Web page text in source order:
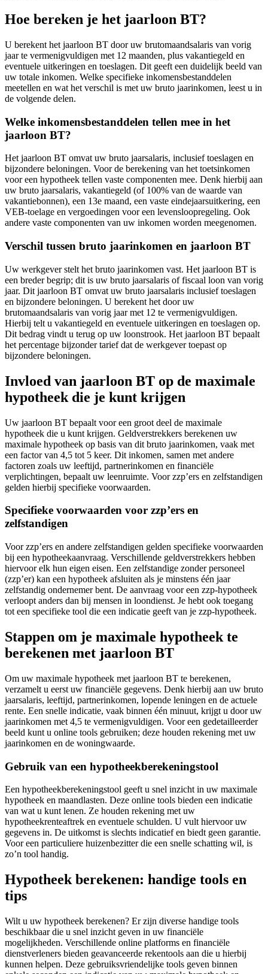
Hoe bereken je het jaarloon BT?
U berekent het jaarloon BT door uw brutomaandsalaris van vorig
jaar te vermenigvuldigen met 12 maanden, plus vakantiegeld en
eventuele uitkeringen en toeslagen. Dit geeft een duidelijk beeld van
uw totale inkomen. Welke specifieke inkomensbestanddelen
meetellen en wat het verschil is met uw bruto jaarinkomen, leest u in
de volgende delen.
Welke inkomensbestanddelen tellen mee in het
jaarloon BT?
Het jaarloon BT omvat uw bruto jaarsalaris, inclusief toeslagen en
bijzondere beloningen. Voor de berekening van het toetsinkomen
voor een hypotheek tellen vaste componenten mee. Denk hierbij aan
uw bruto jaarsalaris, vakantiegeld (of 100% van de waarde van
vakantiebonnen), een 13e maand, een vaste eindejaarsuitkering, een
VEB-toelage en vergoedingen voor een levensloopregeling. Ook
andere vaste componenten van uw inkomen worden meegenomen.
Verschil tussen bruto jaarinkomen en jaarloon BT
Uw werkgever stelt het bruto jaarinkomen vast. Het jaarloon BT is
een breder begrip; dit is uw bruto jaarsalaris of fiscaal loon van vorig
jaar. Dit jaarloon BT omvat uw bruto jaarsalaris inclusief toeslagen
en bijzondere beloningen. U berekent het door uw
brutomaandsalaris van vorig jaar met 12 te vermenigvuldigen.
Hierbij telt u vakantiegeld en eventuele uitkeringen en toeslagen op.
Dit bedrag vindt u terug op uw loonstrook. Het jaarloon BT bepaalt
het percentage bijzonder tarief dat de werkgever toepast op
bijzondere beloningen.
Invloed van jaarloon BT op de maximale
hypotheek die je kunt krijgen
Uw jaarloon BT bepaalt voor een groot deel de maximale
hypotheek die u kunt krijgen. Geldverstrekkers berekenen uw
maximale hypotheek op basis van dit bruto jaarinkomen, vaak met
een factor van 4,5 tot 5 keer. Dit inkomen, samen met andere
factoren zoals uw leeftijd, partnerinkomen en financiële
verplichtingen, bepaalt uw leenruimte. Voor zzp’ers en zelfstandigen
gelden hierbij specifieke voorwaarden.
Specifieke voorwaarden voor zzp’ers en
zelfstandigen
Voor zzp’ers en andere zelfstandigen gelden specifieke voorwaarden
bij een hypotheekaanvraag. Verschillende geldverstrekkers hebben
hiervoor elk hun eigen eisen. Een zelfstandige zonder personeel
(zzp’er) kan een hypotheek afsluiten als je minstens één jaar
zelfstandig ondernemer bent. De aanvraag voor een zzp-hypotheek
verloopt anders dan bij mensen in loondienst. Je hebt ook toegang
tot een specifieke tool die een indicatie geeft van je zzp-hypotheek.
Stappen om je maximale hypotheek te
berekenen met jaarloon BT
Om uw maximale hypotheek met jaarloon BT te berekenen,
verzamelt u eerst uw financiële gegevens. Denk hierbij aan uw bruto
jaarsalaris, leeftijd, partnerinkomen, lopende leningen en de actuele
rente. Een snelle indicatie, vaak binnen één minuut, krijgt u door uw
jaarinkomen met 4,5 te vermenigvuldigen. Voor een gedetailleerder
beeld kunt u online tools gebruiken; deze houden rekening met uw
jaarinkomen en de woningwaarde.
Gebruik van een hypotheekberekeningstool
Een hypotheekberekeningstool geeft u snel inzicht in uw maximale
hypotheek en maandlasten. Deze online tools bieden een indicatie
van wat u kunt lenen. Ze houden rekening met uw
hypotheekrenteaftrek en eventuele schulden. U vult hiervoor uw
gegevens in. De uitkomst is slechts indicatief en biedt geen garantie.
Voor een particuliere huizenbezitter die een snelle schatting wil, is
zo’n tool handig.
Hypotheek berekenen: handige tools en
tips
Wilt u uw hypotheek berekenen? Er zijn diverse handige tools
beschikbaar die u snel inzicht geven in uw financiële
mogelijkheden. Verschillende online platforms en financiële
dienstverleners bieden geavanceerde rekentools aan die u hierbij
kunnen helpen. Deze gebruiksvriendelijke tools geven binnen